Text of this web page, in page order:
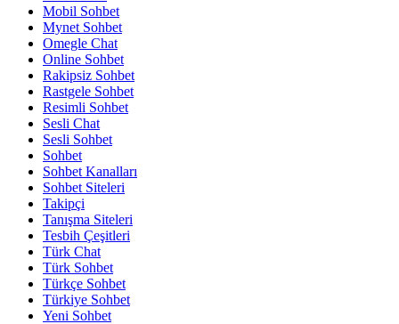
Mobil Sohbet
Mynet Sohbet
Omegle Chat
Online Sohbet
Rakipsiz Sohbet
Rastgele Sohbet
Resimli Sohbet
Sesli Chat
Sesli Sohbet
Sohbet
Sohbet Kanalları
Sohbet Siteleri
Takipçi
Tanışma Siteleri
Tesbih Çeşitleri
Türk Chat
Türk Sohbet
Türkçe Sohbet
Türkiye Sohbet
Yeni Sohbet